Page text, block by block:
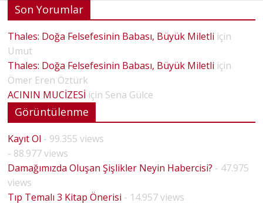
Son Yorumlar
Thales: Doğa Felsefesinin Babası, Büyük Miletli için
Umut
Thales: Doğa Felsefesinin Babası, Büyük Miletli için
Ömer Eren Öztürk
ACININ MUCİZESİ için Sena Gülce
Görüntülenme
Kayıt Ol - 99.355 views
- 88.977 views
Damağımızda Oluşan Şişlikler Neyin Habercisi? - 47.975
views
Tıp Temalı 3 Kitap Önerisi - 14.957 views